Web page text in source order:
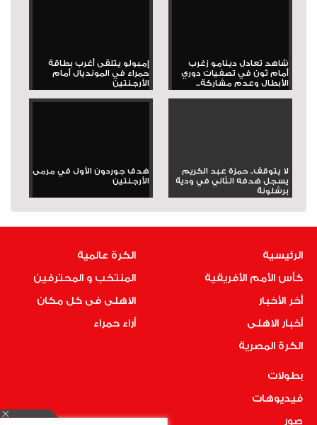
شاهد تعادل دينامو زغرب
أمام ثون في تصفيات دوري
الأبطال وعدم مشاركة...
إمبولو يتلقى أغرب بطاقة
حمراء في المونديال أمام
الأرجنتين
لا يتوقف.. حمزة عبد الكريم
يسجل هدفه الثاني في ودية
برشلونة
هدف جوردون الأول في مرمى
الأرجنتين
الرئيسية
كأس الأمم الأفريقية
أخر الأخبار
أخبار الاهلى
الكرة المصرية
الكرة عالمية
المنتخب و المحترفين
الاهلى فى كل مكان
أراء حمراء
بطولات
فيديوهات
صور